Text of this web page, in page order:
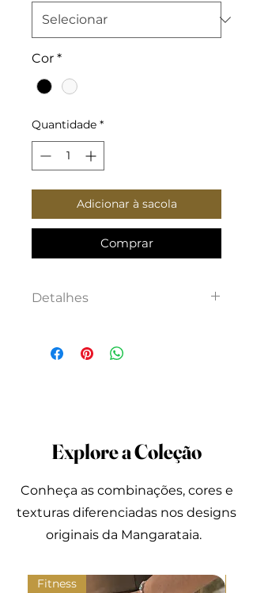
Cor *
Quantidade *
Adicionar à sacola
Comprar
Detalhes
bolsos, fechamento frontal
Explore a Coleção
Conheça as combinações, cores e
texturas diferenciadas nos designs
originais da Mangarataia.
Fitness